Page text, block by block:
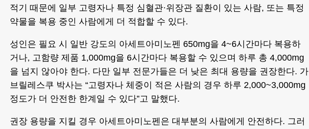
적기 때문에 일부 고령자나 특정 심혈관·위장관 질환이 있는 사람, 또는 특정
약물을 복용 중인 사람에게 더 적합할 수 있다.
성인은 필요 시 일반 강도의 아세트아미노펜 650mg을 4~6시간마다 복용하
거나, 고함량 제품 1,000mg을 6시간마다 복용할 수 있으며 하루 총 4,000mg
을 넘지 않아야 한다. 다만 일부 전문가들은 더 낮은 최대 용량을 권장한다. 가
브릴레스쿠 박사는 “고령자나 체중이 적은 사람의 경우 하루 2,000~3,000mg
정도가 더 안전한 한계일 수 있다”고 말했다.
권장 용량을 지킬 경우 아세트아미노펜은 대부분의 사람에게 안전하다. 그러